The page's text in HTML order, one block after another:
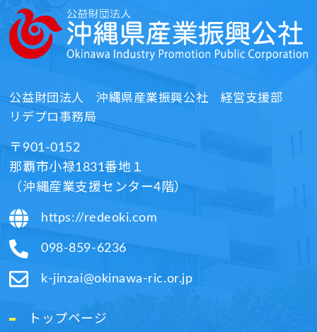
公益財団法人沖縄県産業振興公社 経営支援部
リデプロ事務局​
〒901-0152
那覇市小禄1831番地１
（沖縄産業支援センター4階）​
https://redeoki.com
098-859-6236​
k-jinzai@okinawa-ric.or.jp​
トップページ